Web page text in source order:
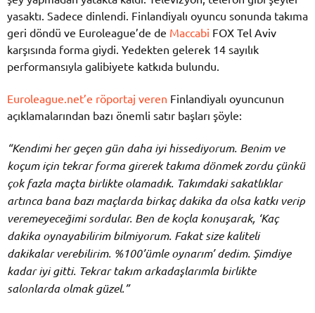
yasaktı. Sadece dinlendi. Finlandiyalı oyuncu sonunda takıma
geri döndü ve Euroleague’de de Maccabi FOX Tel Aviv
karşısında forma giydi. Yedekten gelerek 14 sayılık
performansıyla galibiyete katkıda bulundu.
Euroleague.net’e röportaj veren Finlandiyalı oyuncunun
açıklamalarından bazı önemli satır başları şöyle:
“Kendimi her geçen gün daha iyi hissediyorum. Benim ve
koçum için tekrar forma girerek takıma dönmek zordu çünkü
çok fazla maçta birlikte olamadık. Takımdaki sakatlıklar
artınca bana bazı maçlarda birkaç dakika da olsa katkı verip
veremeyeceğimi sordular. Ben de koçla konuşarak, ‘Kaç
dakika oynayabilirim bilmiyorum. Fakat size kaliteli
dakikalar verebilirim. %100’ümle oynarım’ dedim. Şimdiye
kadar iyi gitti. Tekrar takım arkadaşlarımla birlikte
salonlarda olmak güzel.”